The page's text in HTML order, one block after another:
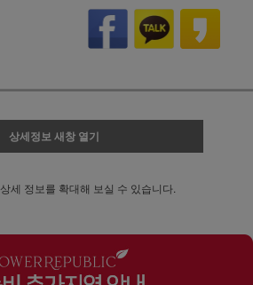
상세정보 새창 열기
상세 정보를 확대해 보실 수 있습니다.